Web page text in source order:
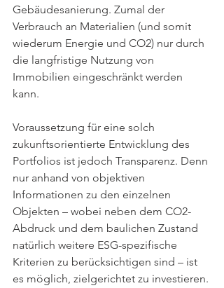
Gebäudesanierung. Zumal der
Verbrauch an Materialien (und somit
wiederum Energie und CO2) nur durch
die langfristige Nutzung von
Immobilien eingeschränkt werden
kann.
Voraussetzung für eine solch
zukunftsorientierte Entwicklung des
Portfolios ist jedoch Transparenz. Denn
nur anhand von objektiven
Informationen zu den einzelnen
Objekten – wobei neben dem CO2-
Abdruck und dem baulichen Zustand
natürlich weitere ESG-spezifische
Kriterien zu berücksichtigen sind – ist
es möglich, zielgerichtet zu investieren.